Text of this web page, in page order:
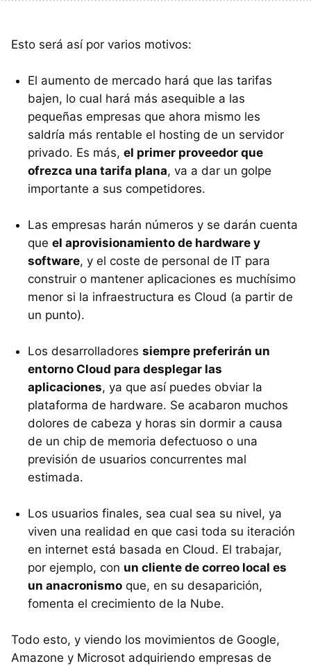
Esto será así por varios motivos:
El aumento de mercado hará que las tarifas
bajen, lo cual hará más asequible a las
pequeñas empresas que ahora mismo les
saldría más rentable el hosting de un servidor
privado. Es más, el primer proveedor que
ofrezca una tarifa plana, va a dar un golpe
importante a sus competidores.
Las empresas harán números y se darán cuenta
que el aprovisionamiento de hardware y
software, y el coste de personal de IT para
construir o mantener aplicaciones es muchísimo
menor si la infraestructura es Cloud (a partir de
un punto).
Los desarrolladores siempre preferirán un
entorno Cloud para desplegar las
aplicaciones, ya que así puedes obviar la
plataforma de hardware. Se acabaron muchos
dolores de cabeza y horas sin dormir a causa
de un chip de memoria defectuoso o una
previsión de usuarios concurrentes mal
estimada.
Los usuarios finales, sea cual sea su nivel, ya
viven una realidad en que casi toda su iteración
en internet está basada en Cloud. El trabajar,
por ejemplo, con un cliente de correo local es
un anacronismo que, en su desaparición,
fomenta el crecimiento de la Nube.
Todo esto, y viendo los movimientos de Google,
Amazone y Microsot adquiriendo empresas de